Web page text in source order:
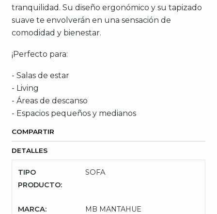
tranquilidad. Su diseño ergonómico y su tapizado
suave te envolverán en una sensación de
comodidad y bienestar.
¡Perfecto para:
- Salas de estar
- Living
- Áreas de descanso
- Espacios pequeños y medianos
COMPARTIR
DETALLES
TIPO
PRODUCTO:
SOFA
MARCA: MB MANTAHUE